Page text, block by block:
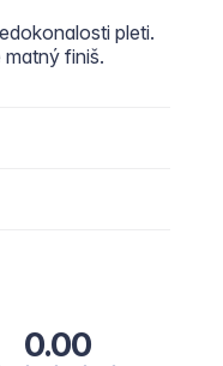
pleti.
finiš.
0.00